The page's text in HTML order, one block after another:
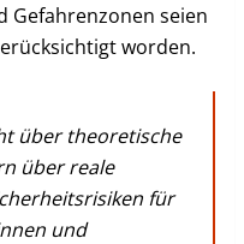
Gefahrenzonen seien
worden.
über theoretische
über reale
für
und